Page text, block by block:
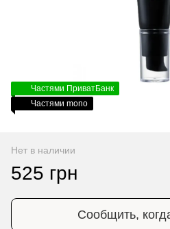
Частями ПриватБанк
Частями mono
Нет в наличии
525 грн
Сообщить,